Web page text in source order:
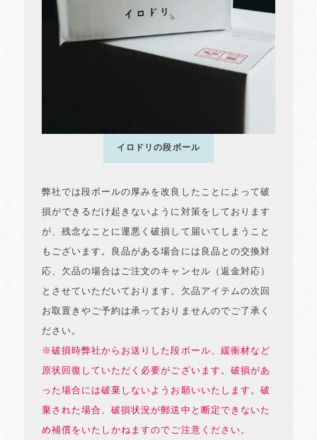
イロドリの段ボール
弊社では段ボールの厚みを改良したことによって破
損ができるだけ起きないように対策をしております
が、残念なことに運悪く破損して届いてしまうこと
もございます。良品がある場合には良品との交換対
応、欠品の場合はご注文のキャンセル（返金対応）
とさせていただいております。欠品アイテムの次回
お取置きやご予約は承っておりませんのでご了承く
ださい。
※破損時弊社からお送りした段ボール、緩衝材など
原状回復していただく必要がございます。破損があ
った場合には破棄しないようお願いいたします。破
棄された場合、破損状況が郵送中と断定できないた
め補償をいたしかねますのでご注意ください。